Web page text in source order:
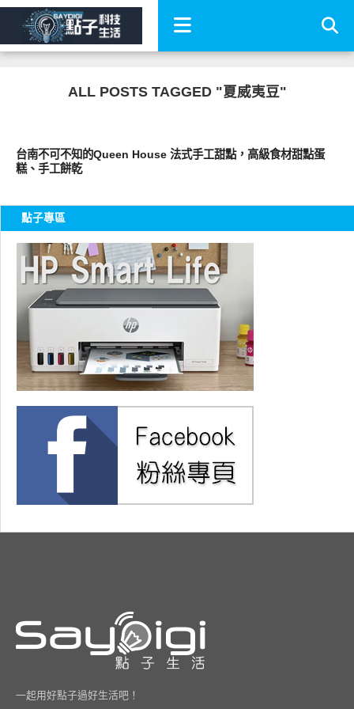
ALL POSTS TAGGED "夏威夷豆"
台南不可不知的Queen House 法式手工甜點，高級食材甜點蛋
糕、手工餅乾
點子專區
一起用好點子過好生活吧！